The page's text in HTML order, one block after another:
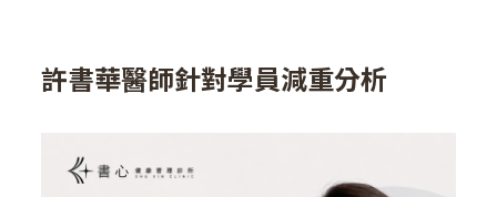
許書華醫師針對學員減重分析